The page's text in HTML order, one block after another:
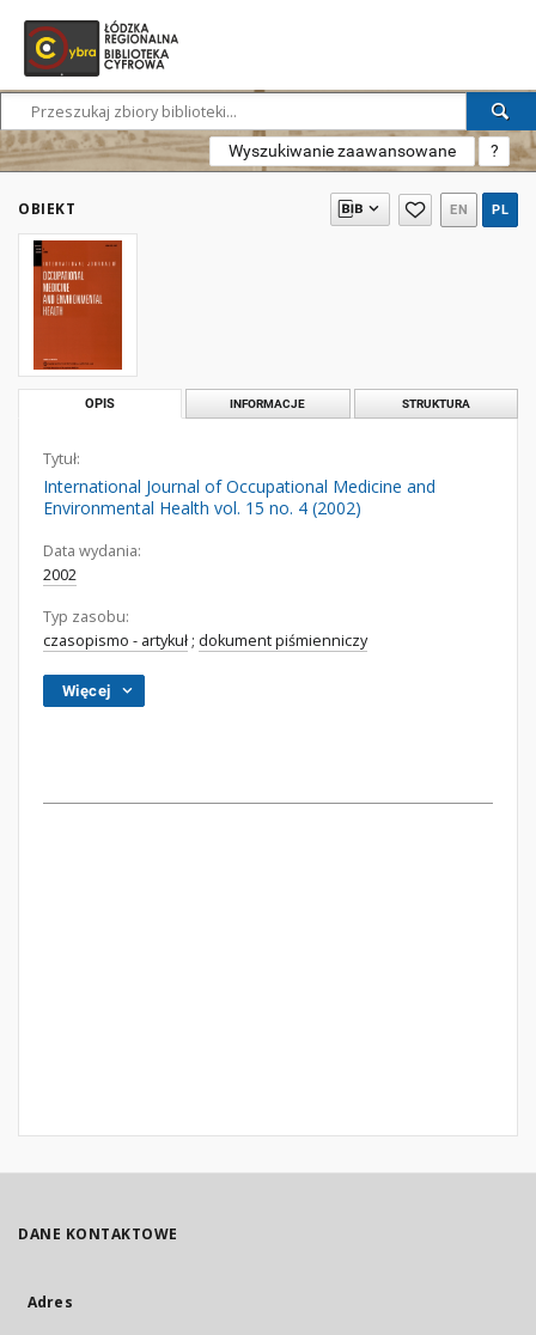
Wyszukiwanie zaawansowane ?
OBIEKT EN PL
OPIS INFORMACJE STRUKTURA
Tytuł:
International Journal of Occupational Medicine and
Environmental Health vol. 15 no. 4 (2002)
Data wydania:
2002
Typ zasobu:
czasopismo - artykuł ; dokument piśmienniczy
Więcej
DANE KONTAKTOWE
Adres